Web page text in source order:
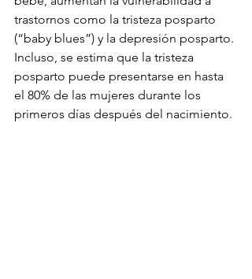
trastornos como la tristeza posparto
(“baby blues”) y la depresión posparto.
Incluso, se estima que la tristeza
posparto puede presentarse en hasta
el 80% de las mujeres durante los
primeros días después del nacimiento.